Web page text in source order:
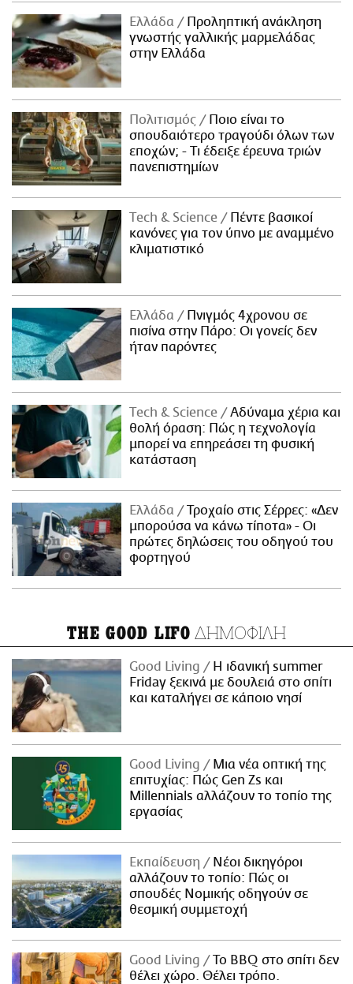
Ελλάδα
Προληπτική ανάκληση
γνωστής γαλλικής μαρμελάδας
στην Ελλάδα
Πολιτισμός
Ποιο είναι το
σπουδαιότερο τραγούδι όλων των
εποχών; - Τι έδειξε έρευνα τριών
πανεπιστημίων
Τech & Science
Πέντε βασικοί
κανόνες για τον ύπνο με αναμμένο
κλιματιστικό
Ελλάδα
Πνιγμός 4χρονου σε
πισίνα στην Πάρο: Οι γονείς δεν
ήταν παρόντες
Τech & Science
Αδύναμα χέρια και
θολή όραση: Πώς η τεχνολογία
μπορεί να επηρεάσει τη φυσική
κατάσταση
Ελλάδα
Τροχαίο στις Σέρρες: «Δεν
μπορούσα να κάνω τίποτα» - Οι
πρώτες δηλώσεις του οδηγού του
φορτηγού
THE GOOD LIFO ΔΗΜΟΦΙΛΗ
Good Living
Η ιδανική summer
Friday ξεκινά με δουλειά στο σπίτι
και καταλήγει σε κάποιο νησί
Good Living
Μια νέα οπτική της
επιτυχίας: Πώς Gen Zs και
Millennials αλλάζουν το τοπίο της
εργασίας
Εκπαίδευση
Νέοι δικηγόροι
αλλάζουν το τοπίο: Πώς οι
σπουδές Νομικής οδηγούν σε
θεσμική συμμετοχή
Good Living
Το BBQ στο σπίτι δεν
θέλει χώρο. Θέλει τρόπο.